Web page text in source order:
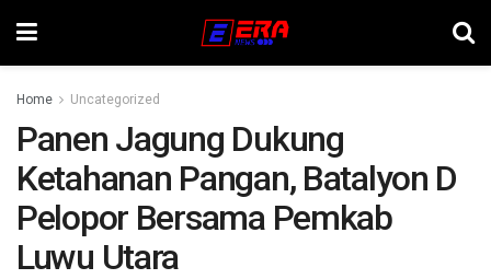
Home Uncategorized
Panen Jagung Dukung
Ketahanan Pangan, Batalyon D
Pelopor Bersama Pemkab
Luwu Utara